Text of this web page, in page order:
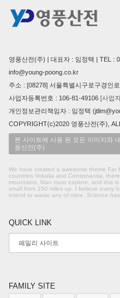
영풍산전(주) | 대표자 : 임정택 | TEL :
info@young-poong.co.kr
주소 : [08278] 서울특별시구로구경인
사업자등록번호 : 106-81-49106 [사업
개인정보관리책임자 : 임정택
COPYRIGHT(c)2020 영풍산전(주),
본 사이트에 사용 된 모든 이미지와
풍산전(주)
We have created a awesome theme Far
countries Vokalia and Consonantia,
mountains, Man must explore, and this
small from 150 miles up. I believe every
intend to waste any of mine. Science
QUICK LINK
FAMILY SITE